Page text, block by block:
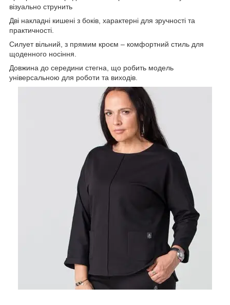
візуально струнить
Дві накладні кишені з боків, характерні для зручності та
практичності.
Силует вільний, з прямим кроєм – комфортний стиль для
щоденного носіння.
Довжина до середини стегна, що робить модель
універсальною для роботи та виходів.